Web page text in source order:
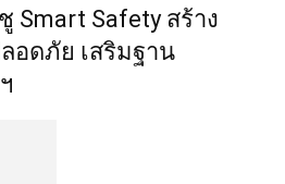
Smart Safety สร้าง
อดภัย เสริมฐาน